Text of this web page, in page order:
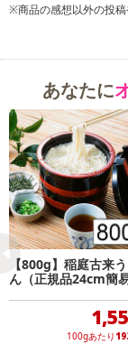
注意事項
※こちらの商品は、
来ない地域の方は、
ませ。
※配送時に、ご不在
保管期間が短くなっ
ご連絡ください。
※保管期間切れによ
す。お申込みは、
届け日変更」をお受
※商品の感想以外の投
あなたに
【800g】稲庭古来
ん（正規品24cm簡
100gあたり